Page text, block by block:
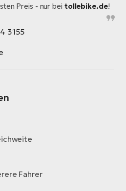
Preis - nur bei tollebike.de!
3155
Fahrer